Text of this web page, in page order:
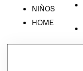
NIÑOS
HOME